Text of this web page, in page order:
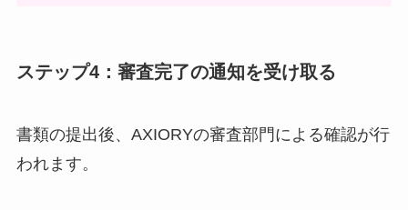
ステップ4：審査完了の通知を受け取る
書類の提出後、AXIORYの審査部門による確認が行
われます。